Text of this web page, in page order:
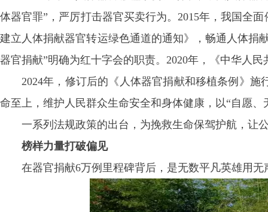
体器官罪”，严厉打击器官买卖行为。2015年，我国全
建立人体捐献器官转运绿色通道的通知》，畅通人体捐
器官捐献”明确为红十字会的职责。2020年，《中华人
2024年，修订后的《人体器官捐献和移植条例》
命至上，维护人民群众生命安全和身体健康，以“自愿
一系列法规政策的出台，为挽救生命保驾护航，让
榜样力量打破偏见
在器官捐献6万例里程碑背后，是无数平凡英雄用